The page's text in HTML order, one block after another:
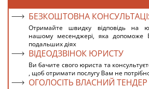
БЕЗКОШТОВНА
Отримайте швидку відповідь на
нашому месенджері, яка допоможе
подальших діях
ВІДЕОДЗВІНОК ЮРИСТУ
Ви бачите свого юриста та
, щоб отримати послугу Вам не
ОГОЛОСІТЬ ВЛАСНИЙ ТЕНДЕР